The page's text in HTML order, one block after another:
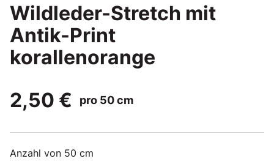
Wildleder-Stretch mit
Antik-Print
korallenorange
2,50 €
pro 50 cm
Anzahl von 50 cm